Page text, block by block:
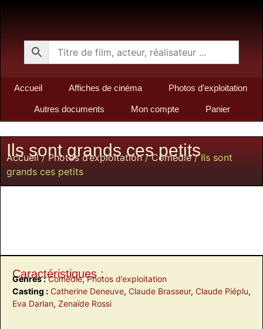
Accueil Affiches de cinéma Photos d’exploitation
Autres documents Mon compte Panier
Ils sont grands ces petits
Accueil/ Photos d’exploitation/Comédie/ Ils sont
grands ces petits
Caractéristiques :
Genres : Comédie,Photos d’exploitation
Casting : Catherine Deneuve, Claude Brasseur, Claude Piéplu,
Eva Darlan, Zenaïde Rossi